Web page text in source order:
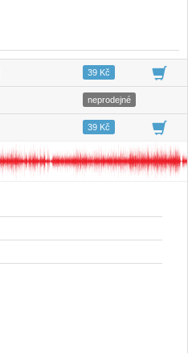
03:5139 Kč
02:39
neprodejné
04:4239 Kč